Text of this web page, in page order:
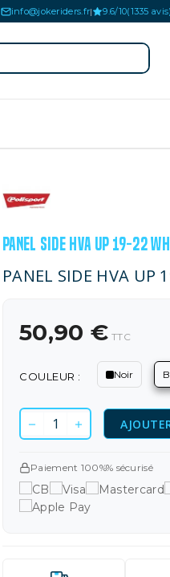
info@jokeriders.fr| 9.6/10(1335 avis)
PANEL SIDE HVA UP 19-22 WH
PANEL SIDE HVA UP
50,90 € TTC
COULEUR : Noir
Paiement 100%% sécurisé